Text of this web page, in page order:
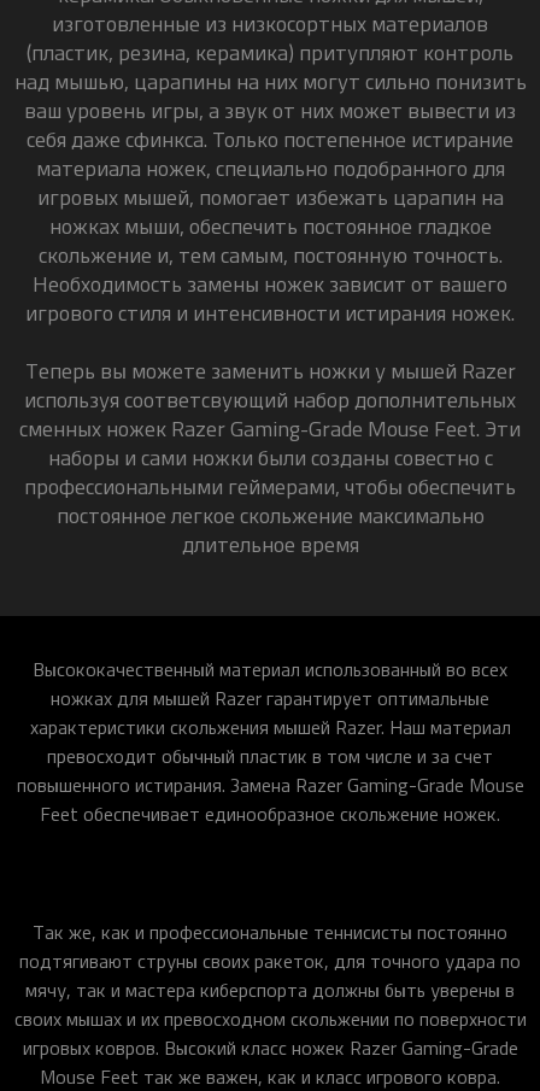
изготовленные из низкосортных материалов
(пластик, резина, керамика) притупляют контроль
над мышью, царапины на них могут сильно понизить
ваш уровень игры, а звук от них может вывести из
себя даже сфинкса. Только постепенное истирание
материала ножек, специально подобранного для
игровых мышей, помогает избежать царапин на
ножках мыши, обеспечить постоянное гладкое
скольжение и, тем самым, постоянную точность.
Необходимость замены ножек зависит от вашего
игрового стиля и интенсивности истирания ножек.
Теперь вы можете заменить ножки у мышей Razer
используя соответсвующий набор дополнительных
сменных ножек Razer Gaming-Grade Mouse Feet. Эти
наборы и сами ножки были созданы совестно с
профессиональными геймерами, чтобы обеспечить
постоянное легкое скольжение максимально
длительное время
Высококачественный материал использованный во всех
ножках для мышей Razer гарантирует оптимальные
характеристики скольжения мышей Razer. Наш материал
превосходит обычный пластик в том числе и за счет
повышенного истирания. Замена Razer Gaming-Grade Mouse
Feet обеспечивает единообразное скольжение ножек.
Так же, как и профессиональные теннисисты постоянно
подтягивают струны своих ракеток, для точного удара по
мячу, так и мастера киберспорта должны быть уверены в
своих мышах и их превосходном скольжении по поверхности
игровых ковров. Высокий класс ножек Razer Gaming-Grade
Mouse Feet так же важен, как и класс игрового ковра.